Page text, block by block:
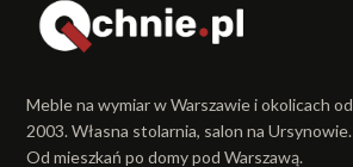
Meble na wymiar w Warszawie i okolicach od
2003. Własna stolarnia, salon na Ursynowie.
Od mieszkań po domy pod Warszawą.